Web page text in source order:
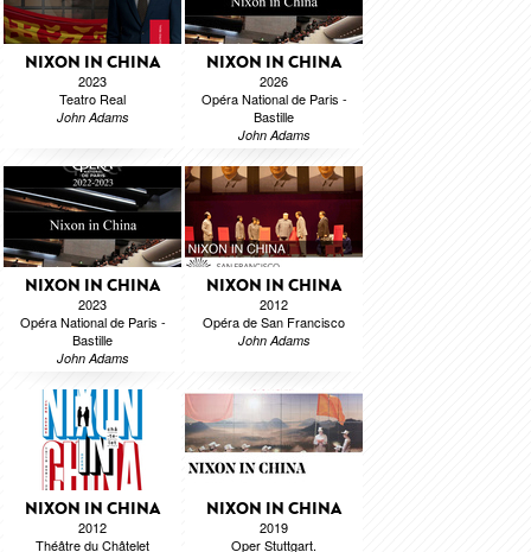
NIXON IN CHINA
2023
Teatro Real
John Adams
NIXON IN CHINA
2026
Opéra National de Paris -
Bastille
John Adams
NIXON IN CHINA
2023
Opéra National de Paris -
Bastille
John Adams
NIXON IN CHINA
2012
Opéra de San Francisco
John Adams
NIXON IN CHINA
2012
Théâtre du Châtelet
NIXON IN CHINA
2019
Oper Stuttgart.